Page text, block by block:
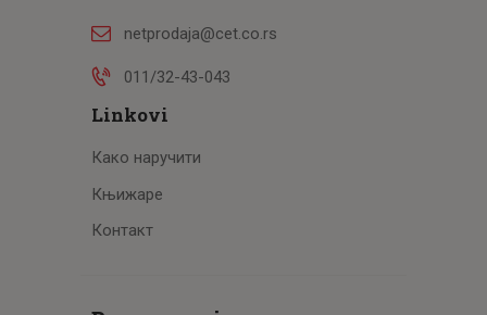
netprodaja@cet.co.rs
011/32-43-043
Linkovi
Како наручити
Књижаре
Контакт